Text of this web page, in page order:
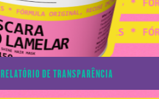
RELATÓRIO DE TRANSPARÊNCIA